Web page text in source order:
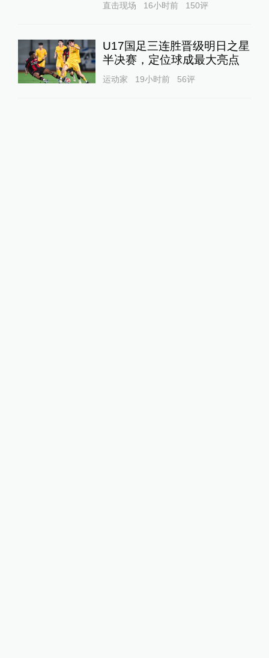
直击现场 16小时前 150评
U17国足三连胜晋级明日之星
半决赛，定位球成最大亮点
运动家 19小时前 56评